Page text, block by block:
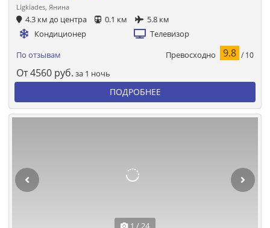
Ligkiades, Янина
4.3 км до центра 0.1 км
5.8 км
Кондиционер
Телевизор
По отзывам Превосходно 9.8 / 10
От4560 руб. за 1 ночь
ПОДРОБНЕЕ
1 / 24